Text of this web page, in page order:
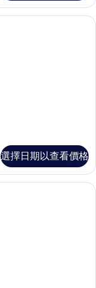
房內保險箱、書桌、筆
選擇日期以查看價格
房內保險箱、書桌、筆